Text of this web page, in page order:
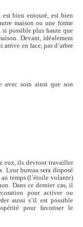
bien entouré, est bien
maison ou une forme
possible plus haute que
Devant, idéalement
arrive en face, pas d’arbre
avec soin ainsi que son
eux, ils devront travailler
Leur bureau sera disposé
temps (l’étoile volante)
Dans ce dernier cas, il
pour activer ou
aussi s’il est possible
pour favoriser le